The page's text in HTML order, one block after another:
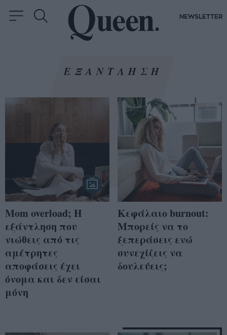
NEWSLETTER
ΕΞΑΝΤΛΗΣΗ
Mom overload; Η
εξάντληση που
νιώθεις από τις
αμέτρητες
αποφάσεις έχει
όνομα και δεν είσαι
μόνη
Κεφάλαιο burnout:
Μπορείς να το
ξεπεράσεις ενώ
συνεχίζεις να
δουλεύεις;